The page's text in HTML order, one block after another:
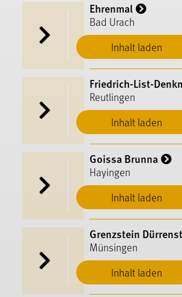
Inhalt laden
Ehrenmal
Bad Urach
Inhalt laden
Friedrich-List-
Reutlingen
Inhalt laden
Goissa Brunna
Hayingen
Inhalt laden
Grenzstein
Münsingen